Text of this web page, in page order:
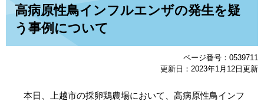
高病原性鳥インフルエンザの発生を疑
う事例について
ページ番号：0539711
更新日：2023年1月12日更新
本日、上越市の採卵鶏農場において、高病原性鳥インフ